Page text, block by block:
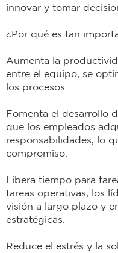
innovar y tomar
¿Por qué es tan
Aumenta la
entre el equipo, se
los procesos.
Fomenta el desarrollo
que los empleados
responsabilidades, lo
compromiso.
Libera tiempo para
tareas operativas, los
visión a largo plazo y
estratégicas.
Reduce el estrés y la